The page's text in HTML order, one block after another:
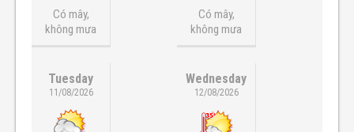
Có mây,
không mưa
Có mây,
không mưa
Tuesday
11/08/2026
Wednesday
12/08/2026